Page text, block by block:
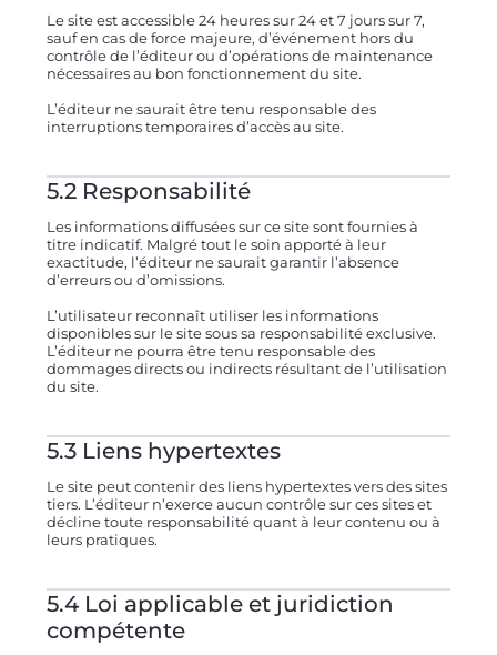
Le site est accessible 24 heures sur 24 et 7 jours sur 7,
sauf en cas de force majeure, d’événement hors du
contrôle de l’éditeur ou d’opérations de maintenance
nécessaires au bon fonctionnement du site.
L’éditeur ne saurait être tenu responsable des
interruptions temporaires d’accès au site.
5.2 Responsabilité
Les informations diffusées sur ce site sont fournies à
titre indicatif. Malgré tout le soin apporté à leur
exactitude, l’éditeur ne saurait garantir l’absence
d’erreurs ou d’omissions.
L’utilisateur reconnaît utiliser les informations
disponibles sur le site sous sa responsabilité exclusive.
L’éditeur ne pourra être tenu responsable des
dommages directs ou indirects résultant de l’utilisation
du site.
5.3 Liens hypertextes
Le site peut contenir des liens hypertextes vers des sites
tiers. L’éditeur n’exerce aucun contrôle sur ces sites et
décline toute responsabilité quant à leur contenu ou à
leurs pratiques.
5.4 Loi applicable et juridiction
compétente